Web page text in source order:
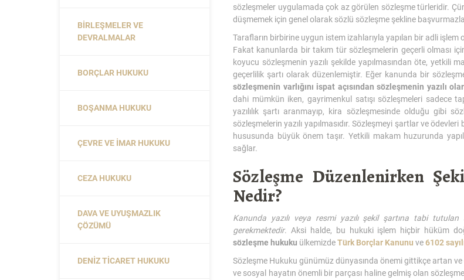
sözleşmeler uygulamada çok az görülen sözleşme türleridir.
düşmemek için genel olarak sözlü sözleşme şekline
Tarafların birbirine uygun istem izahlarıyla yapılan bir adli
Fakat kanunlarda bir takım tür sözleşmelerin geçerli olması
koyucu sözleşmenin yazılı şekilde yapılmasından öte, yetkili
geçerlilik şartı olarak düzenlemiştir. Eğer kanunda bir
sözleşmenin varlığını ispat açısından sözleşmenin yazılı
dahi mümkün iken, gayrimenkul satışı sözleşmeleri sadece
yazılılık şartı aranmayıp, kira sözleşmesinde olduğu gibi
sözleşmelerin yazılı yapılmasıdır. Sözleşmeyi şartlar ve
hususunda büyük önem taşır. Yetkili makam huzurunda
sağlar.
Sözleşme Düzenlenirken
Nedir?
Kanunda yazılı veya resmi yazılı şekil şartına tabi
gerekmektedir. Aksi halde, bu hukuki işlem hiçbir hüküm
sözleşme hukuku ülkemizdeTürk Borçlar Kanunu ve6102
Sözleşme Hukuku günümüz dünyasında önemi gittikçe artan
ve sosyal hayatın önemli bir parçası haline gelmiş olan
BIRLEŞMELER VE
DEVRALMALAR
BORÇLAR HUKUKU
BOŞANMA HUKUKU
ÇEVRE VE İMAR HUKUKU
CEZA HUKUKU
DAVA VE UYUŞMAZLIK
ÇÖZÜMÜ
DENIZ TICARET HUKUKU